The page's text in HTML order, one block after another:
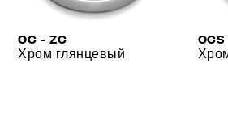
OC - ZC
Хром глянцевый